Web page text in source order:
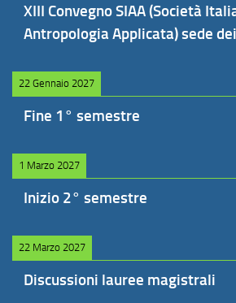
XIII Convegno SIAA (Società
Antropologia Applicata) sede
22 Gennaio 2027
Fine 1° semestre
1 Marzo 2027
Inizio 2° semestre
22 Marzo 2027
Discussioni lauree magistrali